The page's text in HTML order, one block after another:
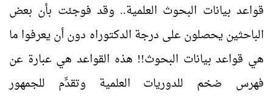
قواعد بيانات البحوث العلمية.. وقد فوجئت بأن بعض
الباحثين يحصلون على درجة الدكتوراه دون أن يعرفوا ما
هي قواعد بيانات البحوث!! هذه القواعد هي عبارة عن
فهرس ضخم للدوريات العلمية وتقدِّم للجمهور